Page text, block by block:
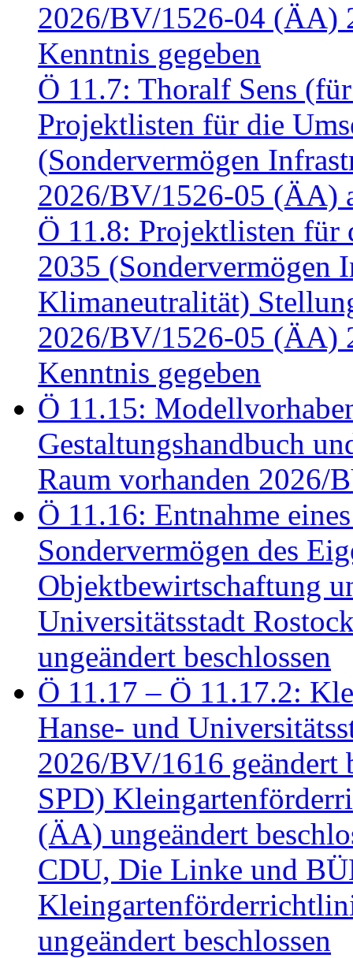
2026/BV/1526-04 (ÄA)
Kenntnis gegeben
Ö 11.7: Thoralf Sens
Projektlisten für die
(Sondervermögen
2026/BV/1526-05 (ÄA)
Ö 11.8: Projektlisten für
2035 (Sondervermögen
Klimaneutralität)
2026/BV/1526-05 (ÄA)
Kenntnis gegeben
Ö 11.15:
Gestaltungshandbuch
Raum vorhanden 2026/
Ö 11.16: Entnahme
Sondervermögen des
Objektbewirtschaftung
Universitätsstadt
ungeändert beschlossen
Ö 11.17 – Ö 11.17.2:
Hanse- und
2026/BV/1616 geändert
SPD)
(ÄA) ungeändert
CDU, Die Linke und
ungeändert beschlossen